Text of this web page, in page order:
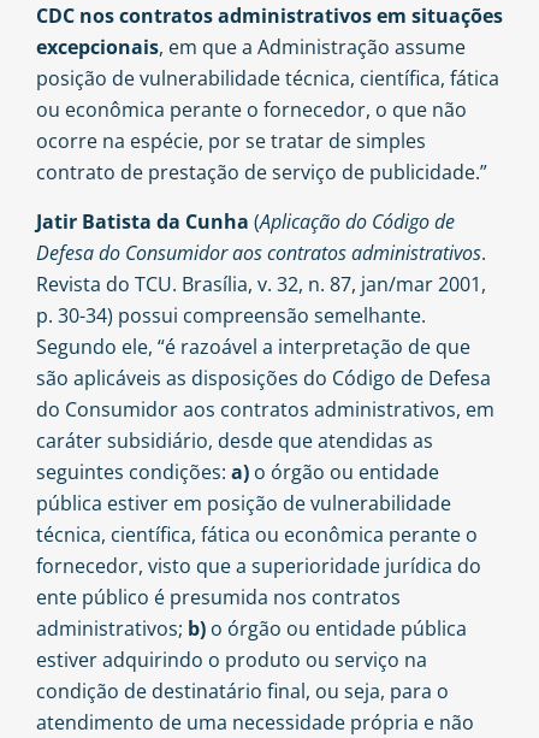
CDC nos contratos administrativos em situações
excepcionais, em que a Administração assume
posição de vulnerabilidade técnica, científica, fática
ou econômica perante o fornecedor, o que não
ocorre na espécie, por se tratar de simples
contrato de prestação de serviço de publicidade.”
Jatir Batista da Cunha (Aplicação do Código de
Defesa do Consumidor aos contratos administrativos.
Revista do TCU. Brasília, v. 32, n. 87, jan/mar 2001,
p. 30-34) possui compreensão semelhante.
Segundo ele, “é razoável a interpretação de que
são aplicáveis as disposições do Código de Defesa
do Consumidor aos contratos administrativos, em
caráter subsidiário, desde que atendidas as
seguintes condições: a) o órgão ou entidade
pública estiver em posição de vulnerabilidade
técnica, científica, fática ou econômica perante o
fornecedor, visto que a superioridade jurídica do
ente público é presumida nos contratos
administrativos; b) o órgão ou entidade pública
estiver adquirindo o produto ou serviço na
condição de destinatário final, ou seja, para o
atendimento de uma necessidade própria e não